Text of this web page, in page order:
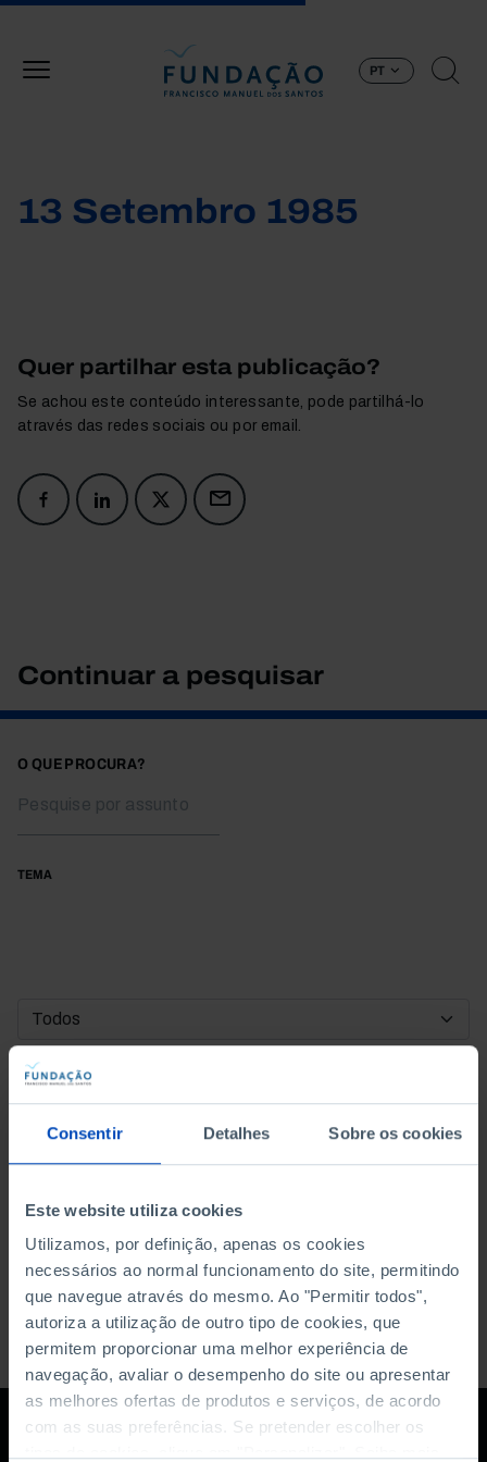
Consentir Detalhes Sobre os cookies
Este website utiliza cookies
Utilizamos, por definição, apenas os cookies
necessários ao normal funcionamento do site, permitindo
que navegue através do mesmo. Ao "Permitir todos",
autoriza a utilização de outro tipo de cookies, que
permitem proporcionar uma melhor experiência de
navegação, avaliar o desempenho do site ou apresentar
as melhores ofertas de produtos e serviços, de acordo
com as suas preferências. Se pretender escolher os
PT
13 Setembro 1985
Quer partilhar esta publicação?
Se achou este conteúdo interessante, pode partilhá-lo
através das redes sociais ou por email.
Continuar a pesquisar
O QUE PROCURA?
TEMA
DATA DE INÍCIO
DATA DE FIM